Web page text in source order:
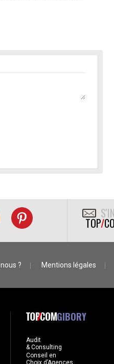
TOP/
? Mentions légales
GIBORY
Audit
& Consulting
Conseil en
Choix d’Agences